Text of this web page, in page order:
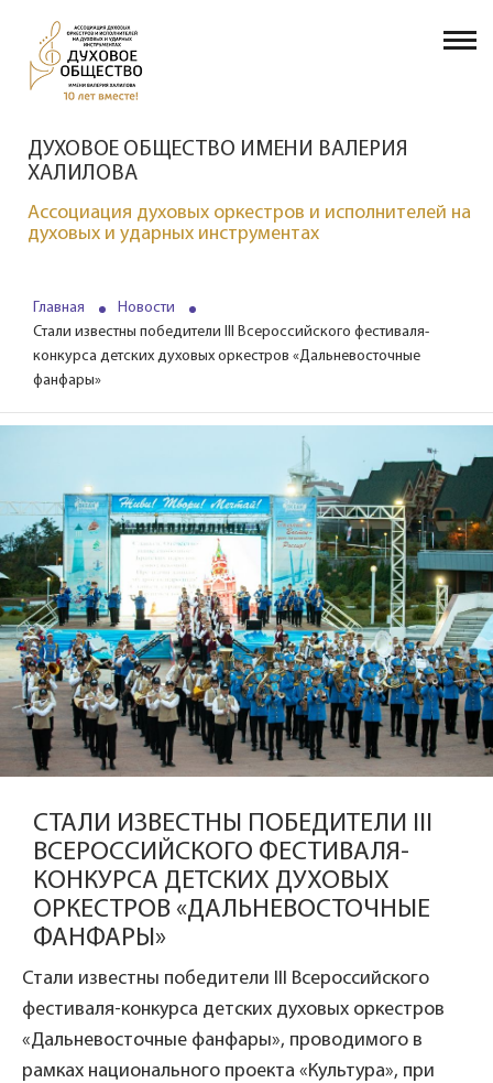
ДУХОВОЕ ОБЩЕСТВО ИМЕНИ ВАЛЕРИЯ
ХАЛИЛОВА
Ассоциация духовых оркестров и исполнителей на
духовых и ударных инструментах
Главная
Новости
Стали известны победители III Всероссийского фестиваля-
конкурса детских духовых оркестров «Дальневосточные
фанфары»
СТАЛИ ИЗВЕСТНЫ ПОБЕДИТЕЛИ III
ВСЕРОССИЙСКОГО ФЕСТИВАЛЯ-
КОНКУРСА ДЕТСКИХ ДУХОВЫХ
ОРКЕСТРОВ «ДАЛЬНЕВОСТОЧНЫЕ
ФАНФАРЫ»
Стали известны победители III Всероссийского
фестиваля-конкурса детских духовых оркестров
«Дальневосточные фанфары», проводимого в
рамках национального проекта «Культура», при